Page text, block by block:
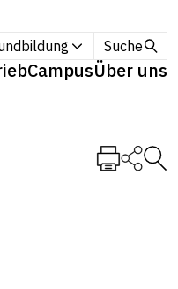
Suche
CampusÜber uns